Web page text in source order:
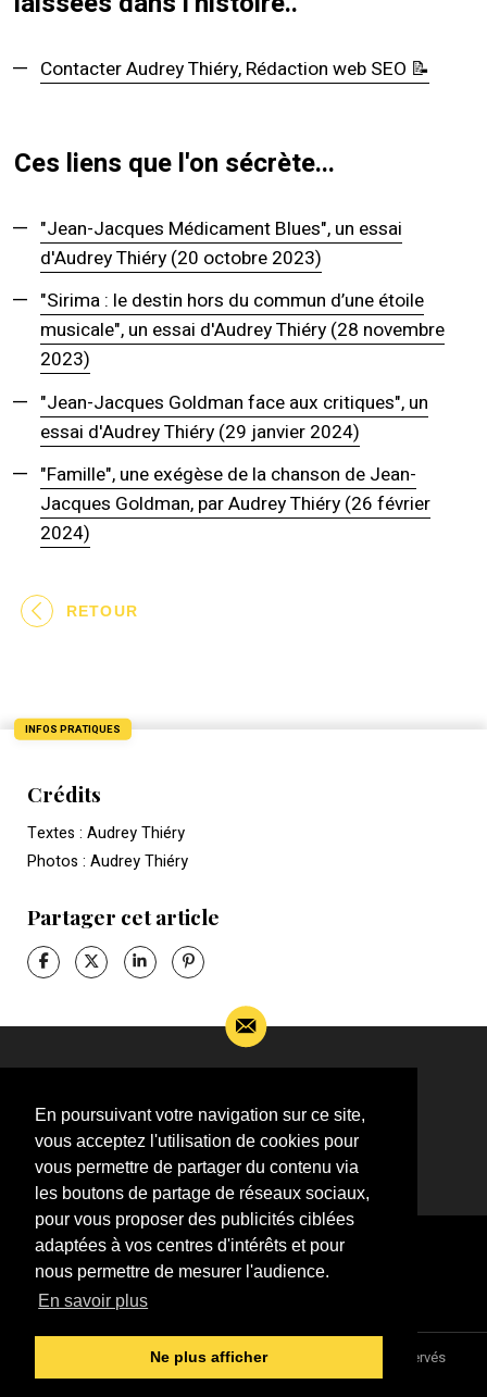
En poursuivant votre navigation sur ce site,
vous acceptez l'utilisation de cookies pour
vous permettre de partager du contenu via
les boutons de partage de réseaux sociaux,
pour vous proposer des publicités ciblées
adaptées à vos centres d'intérêts et pour
nous permettre de mesurer l'audience.
En savoir plus
Ne plus afficher
Contacter Audrey Thiéry, Rédaction web SEO 📝
Ces liens que l'on sécrète...
"Jean-Jacques Médicament Blues", un essai
d'Audrey Thiéry (20 octobre 2023)
"Sirima : le destin hors du commun d’une étoile
musicale", un essai d'Audrey Thiéry (28 novembre
2023)
"Jean-Jacques Goldman face aux critiques", un
essai d'Audrey Thiéry (29 janvier 2024)
"Famille", une exégèse de la chanson de Jean-
Jacques Goldman, par Audrey Thiéry (26 février
2024)
RETOUR
INFOS PRATIQUES
Crédits
Textes : Audrey Thiéry
Photos : Audrey Thiéry
Partager cet article
complémentaires sur l’actualité de Jean-Jacques
Goldman,
ÉCRIVEZ-MOI !
Association "Parler d'sa vie" © 1997 - 2026 - Tous droits réservés